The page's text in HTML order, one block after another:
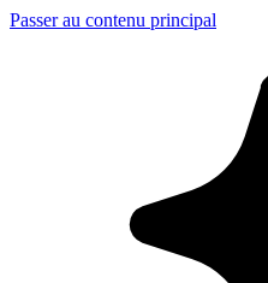
Passer au contenu principal